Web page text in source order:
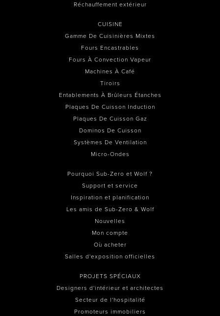
Réchauffement extérieur
CUISINE
Gamme De Cuisinières Mixtes
Fours Encastrables
Fours À Convection Vapeur
Machines À Café
Tiroirs
Entablements À Brûleurs Étanches
Plaques De Cuisson Induction
Plaques De Cuisson Gaz
Dominos De Cuisson
Systèmes De Ventilation
Micro-Ondes
Pourquoi Sub-Zero et Wolf ?
Support et service
Inspiration et planification
Les amis de Sub-Zero & Wolf
Nouvelles
Mon compte
Où acheter
Salles d'exposition officielles
PROJETS SPÉCIAUX
Designers d'intérieur et architectes
Secteur de l'hospitalité
Promoteurs immobiliers